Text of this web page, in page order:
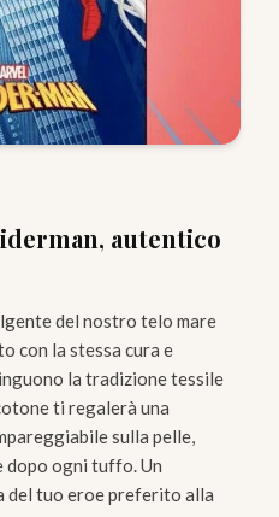
autentico
del nostro telo mare
con la stessa cura e
la tradizione tessile
ti regalerà una
sulla pelle,
dopo ogni tuffo. Un
del tuo eroe preferito alla